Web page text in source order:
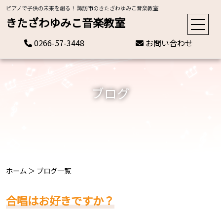
ピアノで子供の未来を創る！ 諏訪市のきたざわゆみこ音楽教室
きたざわゆみこ音楽教室
0266-57-3448 お問い合わせ
ブログ
ホーム ＞ ブログ一覧
合唱はお好きですか？